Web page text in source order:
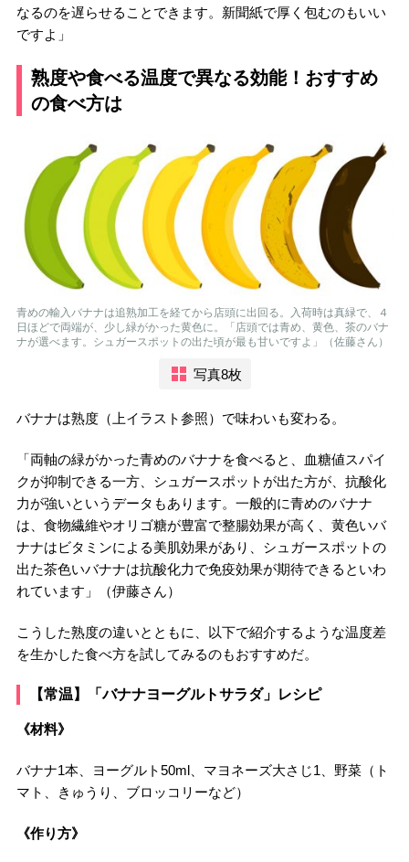
なるのを遅らせることできます。新聞紙で厚く包むのもいい
ですよ」
熟度や食べる温度で異なる効能！おすすめ
の食べ方は
青めの輸入バナナは追熟加工を経てから店頭に出回る。入荷時は真緑で、４
日ほどで両端が、少し緑がかった黄色に。「店頭では青め、黄色、茶のバナ
ナが選べます。シュガースポットの出た頃が最も甘いですよ」（佐藤さん）
写真8枚
バナナは熟度（上イラスト参照）で味わいも変わる。
「両軸の緑がかった青めのバナナを食べると、血糖値スパイ
クが抑制できる一方、シュガースポットが出た方が、抗酸化
力が強いというデータもあります。一般的に青めのバナナ
は、食物繊維やオリゴ糖が豊富で整腸効果が高く、黄色いバ
ナナはビタミンによる美肌効果があり、シュガースポットの
出た茶色いバナナは抗酸化力で免疫効果が期待できるといわ
れています」（伊藤さん）
こうした熟度の違いとともに、以下で紹介するような温度差
を生かした食べ方を試してみるのもおすすめだ。
【常温】「バナナヨーグルトサラダ」レシピ
《材料》
バナナ1本、ヨーグルト50ml、マヨネーズ大さじ1、野菜（ト
マト、きゅうり、ブロッコリーなど）
《作り方》